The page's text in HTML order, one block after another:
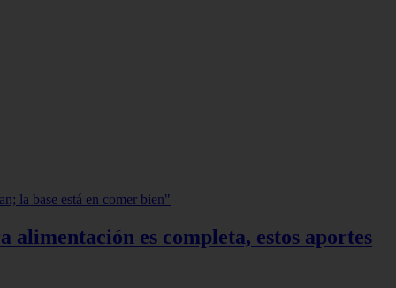
es completa, estos aportes